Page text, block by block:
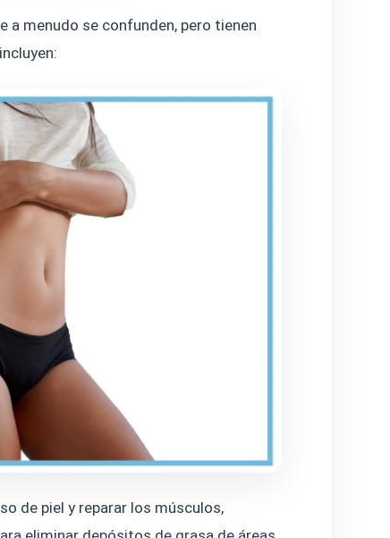
a menudo se confunden, pero tienen
de piel y reparar los músculos,